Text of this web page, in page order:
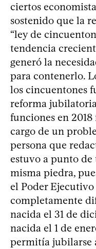
ciertos
sostenido que la
“ley de
tendencia
generó la
para contenerlo.
los cincuentones
reforma
funciones en
cargo de un
persona que
estuvo a punto de
misma piedra,
el Poder
completamente
nacida el 31 de
nacida el 1 de
permitía jubilarse